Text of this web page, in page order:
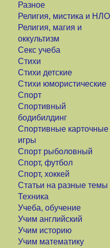
Разное
Религия, мистика и НЛО
Религия, магия и
оккультизм
Секс учеба
Стихи
Стихи детские
Стихи юмористические
Спорт
Спортивный
бодибилдинг
Спортивные карточные
игры
Спорт рыболовный
Спорт, футбол
Спорт, хоккей
Статьи на разные темы
Техника
Учеба, обучение
Учим английский
Учим историю
Учим математику